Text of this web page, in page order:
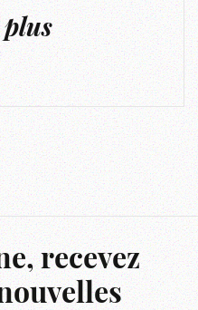
plus
recevez